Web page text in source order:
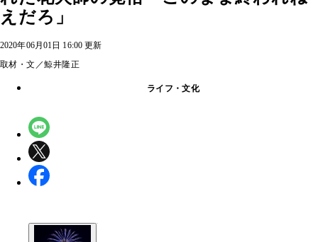
えだろ」
2020年06月01日 16:00 更新
取材・文／鯨井隆正
ライフ・文化